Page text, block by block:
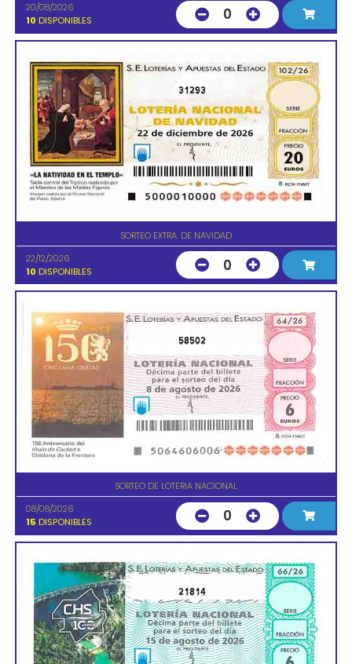
20/08/2026
10 DISPONIBLES 0
31293
SORTEO EXTRA. DE NAVIDAD
22/12/2026
10 DISPONIBLES 0
58502
SORTEO DE LOTERIA NACIONAL
08/08/2026
15 DISPONIBLES 0
21814